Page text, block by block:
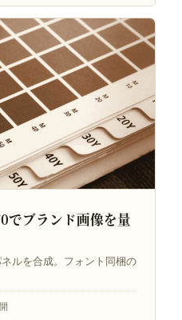
でブランド画像を量
ルを合成。フォント同梱の